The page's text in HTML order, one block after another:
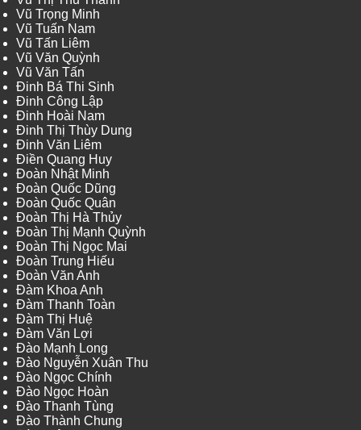
Vũ Trọng Minh
Vũ Tuấn Nam
Vũ Tấn Liêm
Vũ Văn Quỳnh
Vũ Văn Tấn
Đinh Bá Thi Sinh
Đinh Công Lập
Đinh Hoài Nam
Đinh Thị Thùy Dung
Đinh Văn Liêm
Điền Quang Huy
Đoàn Nhật Minh
Đoàn Quốc Dũng
Đoàn Quốc Quân
Đoàn Thị Hà Thủy
Đoàn Thị Mạnh Quỳnh
Đoàn Thị Ngọc Mai
Đoàn Trung Hiếu
Đoàn Văn Anh
Đàm Khoa Anh
Đàm Thanh Toàn
Đàm Thị Huệ
Đàm Văn Lợi
Đào Mạnh Long
Đào Nguyễn Xuân Thu
Đào Ngọc Chính
Đào Ngọc Hoàn
Đào Thanh Tùng
Đào Thành Chung